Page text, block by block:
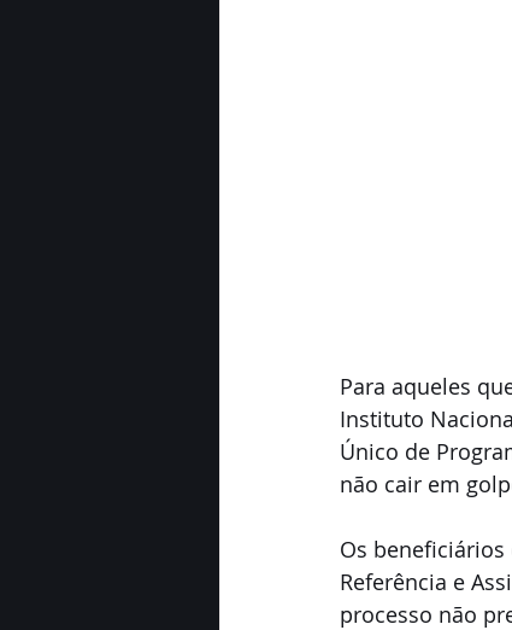
Para aqueles
Instituto
Único de
não cair em
Os
Referência e
processo não